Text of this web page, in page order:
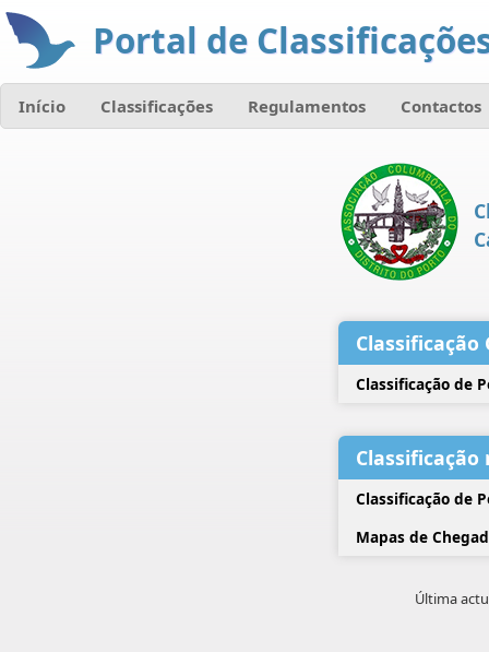
Portal de
Início Classificações Regulamentos Contactos
Classificação
Classificação de
Classificação
Classificação de
Mapas de
Última